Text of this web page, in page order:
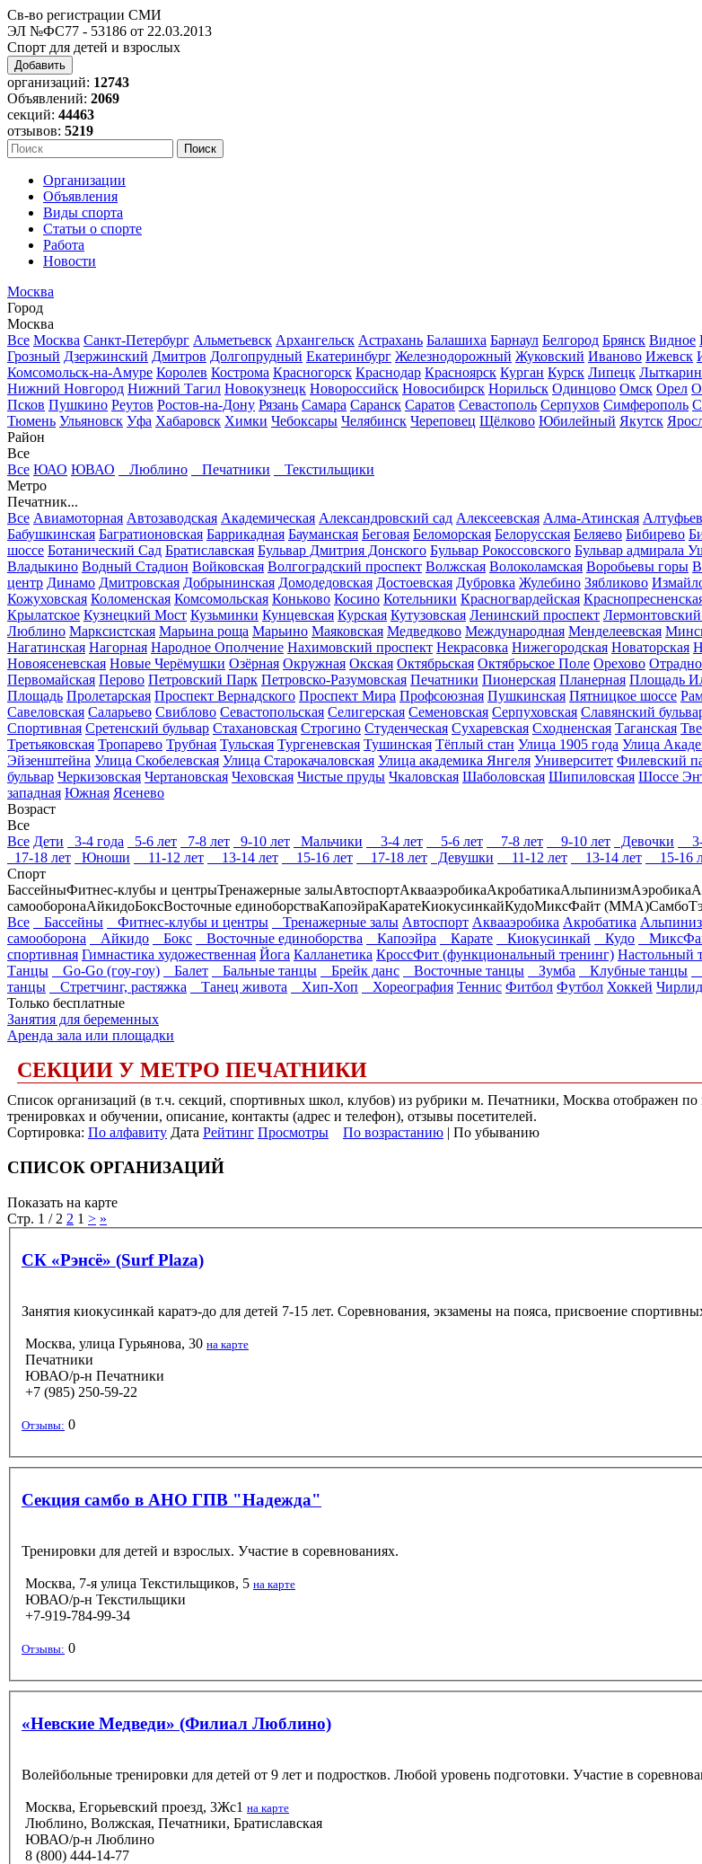
Св-во регистрации СМИ
ЭЛ №ФС77 - 53186 от 22.03.2013
Спорт для детей и взрослых
Добавить
организаций: 12743
Объявлений: 2069
секций: 44463
отзывов: 5219
Организации
Объявления
Виды спорта
Статьи о спорте
Работа
Новости
Москва
Город
Москва
Все Москва Санкт-Петербург Альметьевск Архангельск Астрахань Балашиха Барнаул Белгород Брянск Видное
Грозный Дзержинский Дмитров Долгопрудный Екатеринбург Железнодорожный Жуковский Иваново Ижевск
Комсомольск-на-Амуре Королев Кострома Красногорск Краснодар Красноярск Курган Курск Липецк
Нижний Новгород Нижний Тагил Новокузнецк Новороссийск Новосибирск Норильск Одинцово Омск Орел
Псков Пушкино Реутов Ростов-на-Дону Рязань Самара Саранск Саратов Севастополь Серпухов Симферополь
Тюмень Ульяновск Уфа Хабаровск Химки Чебоксары Челябинск Череповец Щёлково Юбилейный Якутск
Район
Все
Все ЮАО ЮВАО Люблино Печатники
Текстильщики
Метро
Печатник...
Все Авиамоторная Автозаводская Академическая Александровский сад Алексеевская Алма-Атинская
Бабушкинская Багратионовская Баррикадная Бауманская Беговая Беломорская Белорусская Беляево Бибирево
шоссе Ботанический Сад Братиславская Бульвар Дмитрия Донского Бульвар Рокоссовского Бульвар адмирала
Владыкино Водный Стадион Войковская Волгоградский проспект Волжская Волоколамская Воробьевы горы
центр Динамо Дмитровская Добрынинская Домодедовская Достоевская Дубровка Жулебино Зябликово
Кожуховская Коломенская Комсомольская Коньково Косино Котельники Красногвардейская
Крылатское Кузнецкий Мост Кузьминки Кунцевская Курская Кутузовская Ленинский проспект
Люблино Марксистская Марьина роща Марьино Маяковская Медведково Международная Менделеевская
Нагатинская Нагорная Народное Ополчение Нахимовский проспект Некрасовка Нижегородская Новаторская
Новоясеневская Новые Черёмушки Озёрная Окружная Окская Октябрьская Октябрьское Поле Орехово
Первомайская Перово Петровский Парк Петровско-Разумовская Печатники Пионерская Планерная Площадь
Площадь Пролетарская Проспект Вернадского Проспект Мира Профсоюзная Пушкинская Пятницкое шоссе
Савеловская Саларьево Свиблово Севастопольская Селигерская Семеновская Серпуховская Славянский
Спортивная Сретенский бульвар Стахановская Строгино Студенческая Сухаревская Сходненская Таганская
Третьяковская Тропарево Трубная Тульская Тургеневская Тушинская Тёплый стан Улица 1905 года Улица
Эйзенштейна Улица Скобелевская Улица Старокачаловская Улица академика Янгеля Университет Филевский
бульвар Черкизовская Чертановская Чеховская Чистые пруды Чкаловская Шаболовская Шипиловская Шоссе
западная Южная Ясенево
Возраст
Все
Все Дети 3-4 года 5-6 лет 7-8 лет 9-10 лет Мальчики 3-4 лет 5-6 лет 7-8 лет 9-10 лет Девочки 3-
17-18 лет
Юноши 11-12 лет 13-14 лет 15-16 лет 17-18 лет Девушки 11-12 лет 13-14 лет 15-16
Спорт
БассейныФитнес-клубы и центрыТренажерные залыАвтоспортАквааэробикаАкробатикаАльпинизмАэробика
самооборонаАйкидоБоксВосточные единоборстваКапоэйраКаратеКиокусинкайКудоМиксФайт (ММА)Самбо
Все
Бассейны Фитнес-клубы и центры Тренажерные залы Автоспорт Аквааэробика Акробатика
самооборона
Айкидо Бокс Восточные единоборства Капоэйра Карате Киокусинкай Кудо
спортивная Гимнастика художественная Йога Калланетика КроссФит (функциональный тренинг) Настольный
Танцы
Go-Go (гоу-гоу) Балет Бальные танцы Брейк данс Восточные танцы Зумба Клубные танцы
танцы
Стретчинг, растяжка Танец живота Хип-Хоп Хореография Теннис Фитбол Футбол Хоккей
Только бесплатные
Занятия для беременных
Аренда зала или площадки
СЕКЦИИ У МЕТРО ПЕЧАТНИКИ
Список организаций (в т.ч. секций, спортивных школ, клубов) из рубрики м. Печатники, Москва отображен
тренировках и обучении, описание, контакты (адрес и телефон), отзывы посетителей.
Сортировка: По алфавиту Дата Рейтинг Просмотры По возрастанию | По убыванию
СПИСОК ОРГАНИЗАЦИЙ
Показать на карте
Стр. 1 / 2 2 1 > »
СК «Рэнсё» (Surf Plaza)
Занятия киокусинкай каратэ-до для детей 7-15 лет. Соревнования, экзамены на пояса, присвоение
Москва, улица Гурьянова, 30 на карте
Печатники
ЮВАО/р-н Печатники
+7 (985) 250-59-22
Отзывы: 0
Секция самбо в АНО ГПВ "Надежда"
Тренировки для детей и взрослых. Участие в соревнованиях.
Москва, 7-я улица Текстильщиков, 5 на карте
ЮВАО/р-н Текстильщики
+7-919-784-99-34
Отзывы: 0
«Невские Медведи» (Филиал Люблино)
Волейбольные тренировки для детей от 9 лет и подростков. Любой уровень подготовки. Участие в
Москва, Егорьевский проезд, 3Жс1 на карте
Люблино, Волжская, Печатники, Братиславская
ЮВАО/р-н Люблино
8 (800) 444-14-77